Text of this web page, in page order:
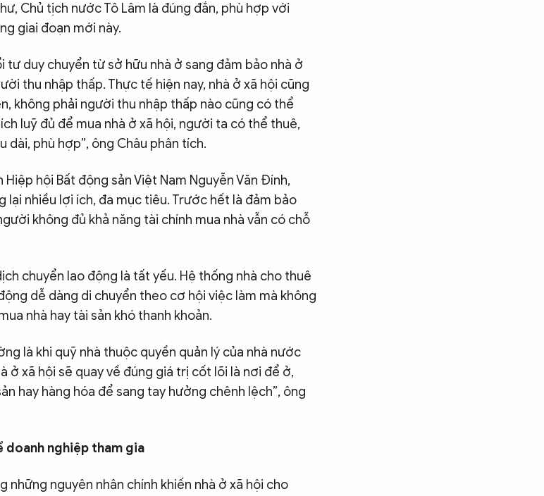
Chủ tịch nước Tô Lâm là đúng đắn, phù hợp với
giai đoạn mới này.
tư duy chuyển từ sở hữu nhà ở sang đảm bảo nhà ở
thu nhập thấp. Thực tế hiện nay, nhà ở xã hội cũng
không phải người thu nhập thấp nào cũng có thể
luỹ đủ để mua nhà ở xã hội, người ta có thể thuê,
dài, phù hợp”, ông Châu phân tích.
hội Bất động sản Việt Nam Nguyễn Văn Đính,
lại nhiều lợi ích, đa mục tiêu. Trước hết là đảm bảo
không đủ khả năng tài chính mua nhà vẫn có chỗ
chuyển lao động là tất yếu. Hệ thống nhà cho thuê
dễ dàng di chuyển theo cơ hội việc làm mà không
nhà hay tài sản khó thanh khoản.
là khi quỹ nhà thuộc quyền quản lý của nhà nước
ở xã hội sẽ quay về đúng giá trị cốt lõi là nơi để ở,
hay hàng hóa để sang tay hưởng chênh lệch”, ông
doanh nghiệp tham gia
những nguyên nhân chính khiến nhà ở xã hội cho